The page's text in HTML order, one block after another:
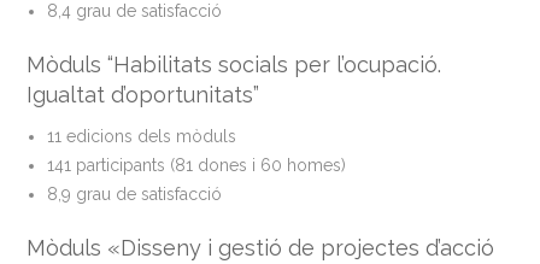
8,4 grau de satisfacció
Mòduls “Habilitats socials per l’ocupació.
Igualtat d’oportunitats”
11 edicions dels mòduls
141 participants (81 dones i 60 homes)
8,9 grau de satisfacció
Mòduls «Disseny i gestió de projectes d’acció